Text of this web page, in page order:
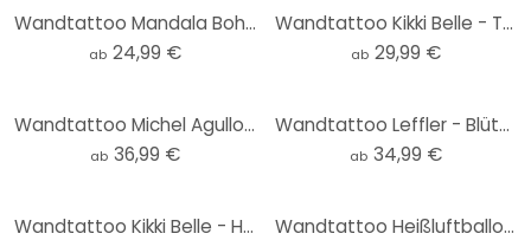
Wandtattoo Mandala Boho Gold-grün - Bloomery Decor - Rund
ab 24,99 €
Wandtattoo Kikki Belle - Tropische Vögel - Rund
ab 29,99 €
Wandtattoo Michel Agullo - Planeten Set
ab 36,99 €
Wandtattoo Leffler - Blütenelfen Set
ab 34,99 €
Wandtattoo Kikki Belle - Heimische Tiere im Wald - Rund Wandtattoo Heißluftballons für das Kinderzimmer (17-teilig) - Kvilis